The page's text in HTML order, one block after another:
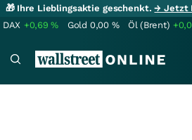
🎁 Ihre Lieblingsaktie geschenkt.→ Jetzt
DAX +0,69% Gold 0,00 % Öl (Brent)